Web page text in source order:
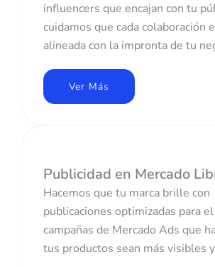
influencers que encajan con tu
cuidamos que cada colaboración
alineada con la impronta de tu
Ver Más
Publicidad en Mercado
Hacemos que tu marca brille con
publicaciones optimizadas para
campañas de Mercado Ads que
tus productos sean más visibles